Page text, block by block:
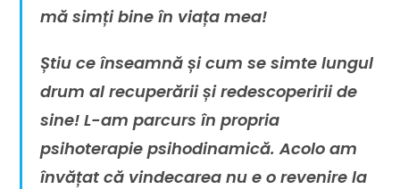
mă simți bine în viața mea!
Știu ce înseamnă și cum se simte lungul
drum al recuperării și redescoperirii de
sine! L-am parcurs în propria
psihoterapie psihodinamică. Acolo am
învățat că vindecarea nu e o revenire la